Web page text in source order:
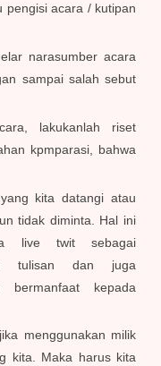
pengisi acara / kutipan
narasumber acara
sampai salah sebut
lakukanlah riset
kpmparasi, bahwa
kita datangi atau
tidak diminta. Hal ini
live twit sebagai
tulisan dan juga
bermanfaat kepada
menggunakan milik
kita. Maka harus kita